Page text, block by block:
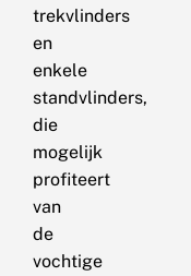
trekvlinders
en
enkele
standvlinders,
die
mogelijk
profiteert
van
de
vochtige